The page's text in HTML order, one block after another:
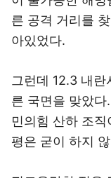
른 공격 거리를
아있었다.
그런데 12.3 내
른 국면을 맞았
민의힘 산하 조
평은 굳이 하지